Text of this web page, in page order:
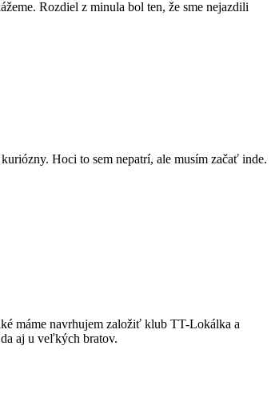
Rozdiel z minula bol ten, že sme nejazdili
Hoci to sem nepatrí, ale musím začať inde.
máme navrhujem založiť klub TT-Lokálka a
aj u veľkých bratov.